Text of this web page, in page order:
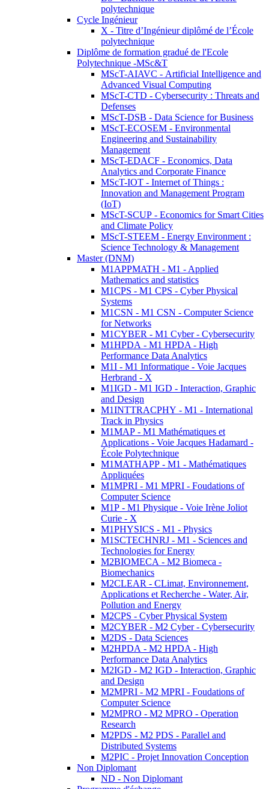
polytechnique
Cycle Ingénieur
X - Titre d’Ingénieur diplômé de l’École
polytechnique
Diplôme de formation gradué de l'Ecole
Polytechnique -MSc&T
MScT-AIAVC - Artificial Intelligence and
Advanced Visual Computing
MScT-CTD - Cybersecurity : Threats and
Defenses
MScT-DSB - Data Science for Business
MScT-ECOSEM - Environmental
Engineering and Sustainability
Management
MScT-EDACF - Economics, Data
Analytics and Corporate Finance
MScT-IOT - Internet of Things :
Innovation and Management Program
(IoT)
MScT-SCUP - Economics for Smart Cities
and Climate Policy
MScT-STEEM - Energy Environment :
Science Technology & Management
Master (DNM)
M1APPMATH - M1 - Applied
Mathematics and statistics
M1CPS - M1 CPS - Cyber Physical
Systems
M1CSN - M1 CSN - Computer Science
for Networks
M1CYBER - M1 Cyber - Cybersecurity
M1HPDA - M1 HPDA - High
Performance Data Analytics
M1I - M1 Informatique - Voie Jacques
Herbrand - X
M1IGD - M1 IGD - Interaction, Graphic
and Design
M1INTTRACPHY - M1 - International
Track in Physics
M1MAP - M1 Mathématiques et
Applications - Voie Jacques Hadamard -
École Polytechnique
M1MATHAPP - M1 - Mathématiques
Appliquées
M1MPRI - M1 MPRI - Foudations of
Computer Science
M1P - M1 Physique - Voie Irène Joliot
Curie - X
M1PHYSICS - M1 - Physics
M1SCTECHNRJ - M1 - Sciences and
Technologies for Energy
M2BIOMECA - M2 Biomeca -
Biomechanics
M2CLEAR - CLimat, Environnement,
Applications et Recherche - Water, Air,
Pollution and Energy
M2CPS - Cyber Physical System
M2CYBER - M2 Cyber - Cybersecurity
M2DS - Data Sciences
M2HPDA - M2 HPDA - High
Performance Data Analytics
M2IGD - M2 IGD - Interaction, Graphic
and Design
M2MPRI - M2 MPRI - Foudations of
Computer Science
M2MPRO - M2 MPRO - Operation
Research
M2PDS - M2 PDS - Parallel and
Distributed Systems
M2PIC - Projet Innovation Conception
Non Diplomant
ND - Non Diplomant